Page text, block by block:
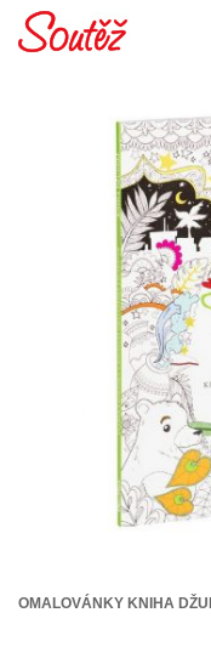
OMALOVÁNKY KNIHA